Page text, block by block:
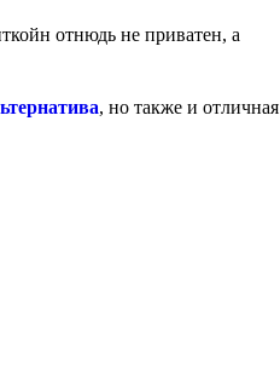
отнюдь не приватен, а
, но также и отличная